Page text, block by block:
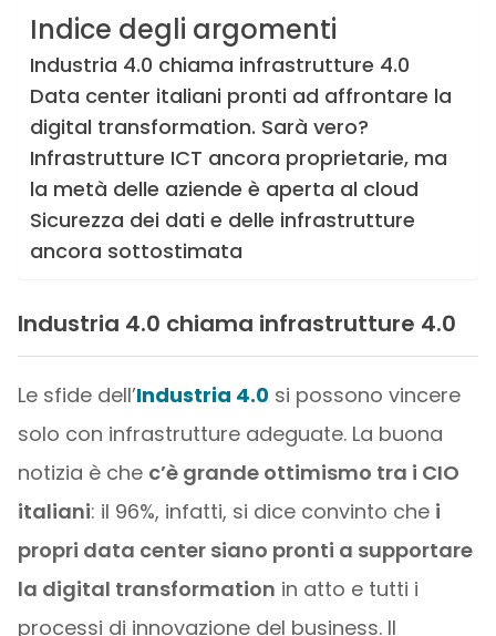
Indice degli argomenti
Industria 4.0 chiama infrastrutture 4.0
Data center italiani pronti ad affrontare la
digital transformation. Sarà vero?
Infrastrutture ICT ancora proprietarie, ma
la metà delle aziende è aperta al cloud
Sicurezza dei dati e delle infrastrutture
ancora sottostimata
Industria 4.0 chiama infrastrutture 4.0
Le sfide dell’Industria 4.0si possono vincere
solo con infrastrutture adeguate. La buona
notizia è che c’è grande ottimismo tra i CIO
italiani: il 96%, infatti, si dice convinto che i
propri data center siano pronti a supportare
la digital transformation in atto e tutti i
processi di innovazione del business. Il